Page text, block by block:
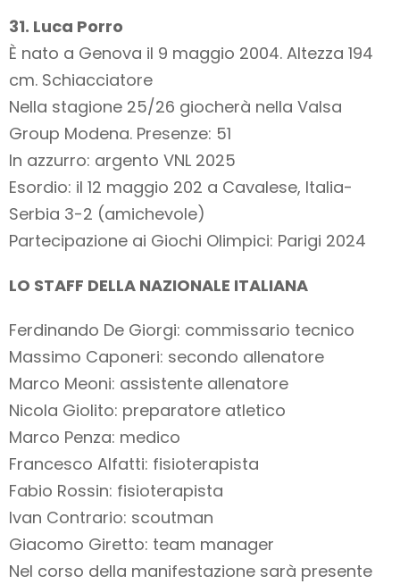
31. Luca Porro
È nato a Genova il 9 maggio 2004. Altezza 194
cm. Schiacciatore
Nella stagione 25/26 giocherà nella Valsa
Group Modena. Presenze: 51
In azzurro: argento VNL 2025
Esordio: il 12 maggio 202 a Cavalese, Italia-
Serbia 3-2 (amichevole)
Partecipazione ai Giochi Olimpici: Parigi 2024
LO STAFF DELLA NAZIONALE ITALIANA
Ferdinando De Giorgi: commissario tecnico
Massimo Caponeri: secondo allenatore
Marco Meoni: assistente allenatore
Nicola Giolito: preparatore atletico
Marco Penza: medico
Francesco Alfatti: fisioterapista
Fabio Rossin: fisioterapista
Ivan Contrario: scoutman
Giacomo Giretto: team manager
Nel corso della manifestazione sarà presente